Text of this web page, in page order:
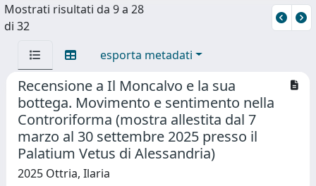
Mostrati risultati da 9 a 28
di 32
esporta metadati
Recensione a Il Moncalvo e la sua
bottega. Movimento e sentimento nella
Controriforma (mostra allestita dal 7
marzo al 30 settembre 2025 presso il
Palatium Vetus di Alessandria)
2025 Ottria, Ilaria